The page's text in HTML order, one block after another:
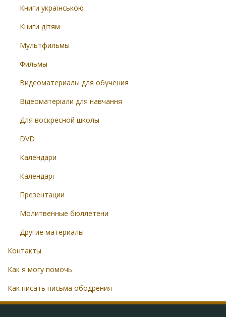
Книги українською
Книги дітям
Мультфильмы
Фильмы
Видеоматериалы для обучения
Відеоматеріали для навчання
Для воскресной школы
DVD
Календари
Календарі
Презентации
Молитвенные бюллетени
Другие материалы
Контакты
Как я могу помочь
Как писать письма ободрения